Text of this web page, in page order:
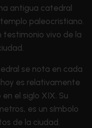
antigua catedral
paleocristiano.
testimonio vivo de la
se nota en cada
es relativamente
el siglo XIX. Su
es un símbolo
de la ciudad.